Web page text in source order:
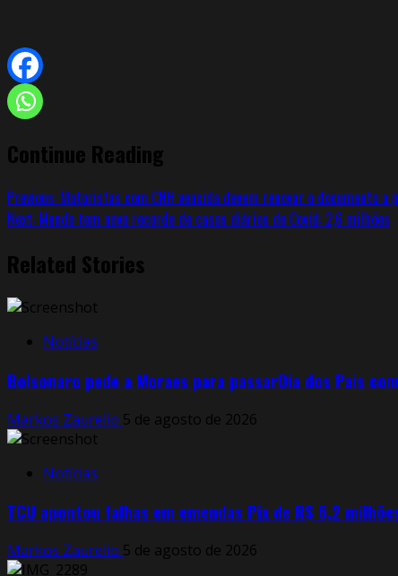
Continue Reading
Previous: Motoristas com CNH vencida devem renovar o documento a
Next: Mundo tem novo recorde de casos diários de Covid: 2,6 milhões
Related Stories
Notícias
Bolsonaro pede a Moraes para passarDia dos Pais
Markos Zaurelio 5 de agosto de 2026
Notícias
TCU apontou falhas em emendas Pix de R$ 6,2
Markos Zaurelio 5 de agosto de 2026